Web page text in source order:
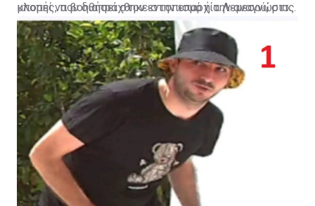
κλοπής, που διαπράχθηκε στην επαρχία Λεμεσού, στις
27 Ιουλίου, 2026
μπορεί να βοηθήσει στον εντοπισμό ή την αναγνώρισή
τους, να επικοινωνήσει με το ΤΑΕ Λεμεσού, στο
τηλέφωνο 25805020 ή με τον πλησιέστερο
Αστυνομικό Σταθμό ή με τη Γραμμή του Πολίτη στον
αριθμό 1460.